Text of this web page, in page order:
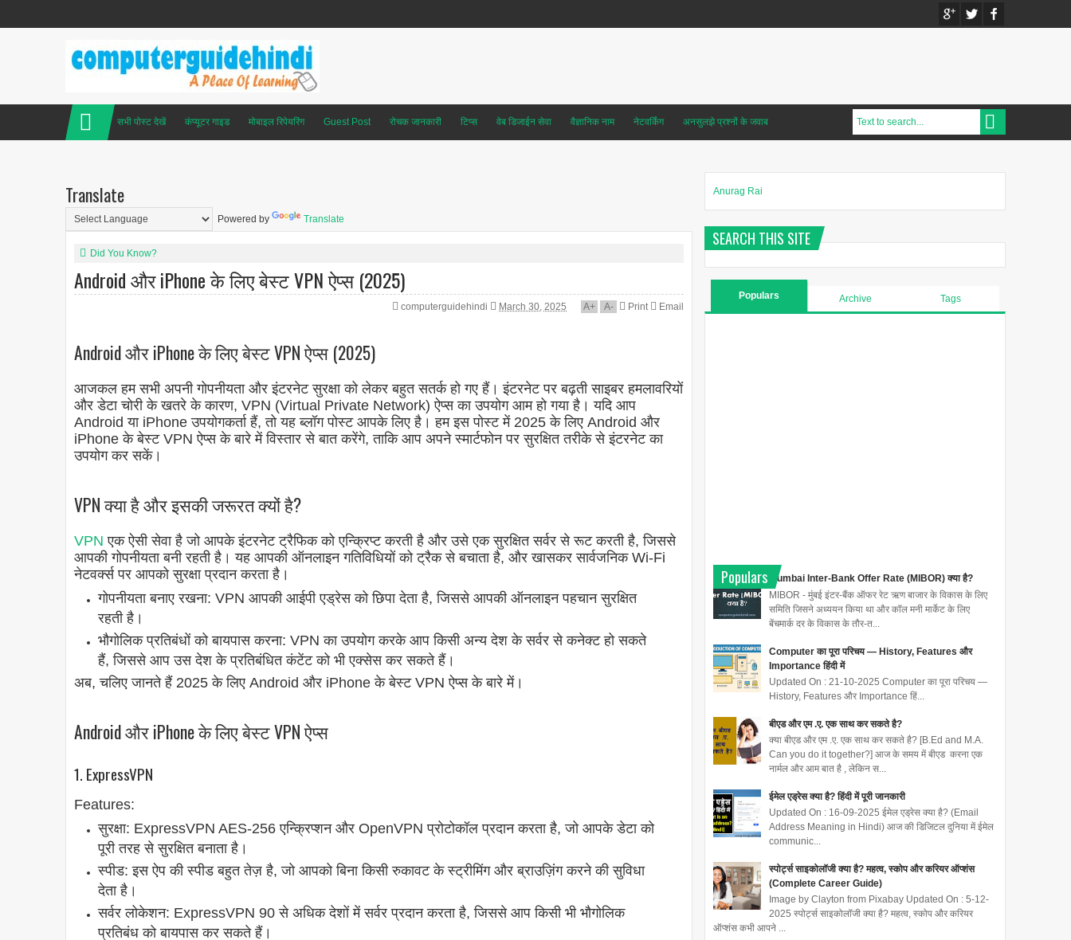
सभी पोस्ट देखें कंप्यूटर गाइड मोबाइल रिपेयरिंग Guest Post रोचक जानकारी टिप्स वेब डिजाईन सेवा वैज्ञानिक नाम नेटवर्किंग अनसुलझे प्रश्नों के जवाब
Translate
Powered by Translate
Did You Know?
Android और iPhone के लिए बेस्ट VPN ऐप्स (2025)
computerguidehindi March 30, 2025 A+ A- Print Email
Android और iPhone के लिए बेस्ट VPN ऐप्स (2025)
आजकल हम सभी अपनी गोपनीयता और इंटरनेट सुरक्षा को लेकर बहुत सतर्क हो गए हैं। इंटरनेट पर बढ़ती साइबर हमलावरियों
और डेटा चोरी के खतरे के कारण, VPN (Virtual Private Network) ऐप्स का उपयोग आम हो गया है। यदि आप
Android या iPhone उपयोगकर्ता हैं, तो यह ब्लॉग पोस्ट आपके लिए है। हम इस पोस्ट में 2025 के लिए Android और
iPhone के बेस्ट VPN ऐप्स के बारे में विस्तार से बात करेंगे, ताकि आप अपने स्मार्टफोन पर सुरक्षित तरीके से इंटरनेट का
उपयोग कर सकें।
VPN क्या है और इसकी जरूरत क्यों है?
VPN एक ऐसी सेवा है जो आपके इंटरनेट ट्रैफिक को एन्क्रिप्ट करती है और उसे एक सुरक्षित सर्वर से रूट करती है, जिससे
आपकी गोपनीयता बनी रहती है। यह आपकी ऑनलाइन गतिविधियों को ट्रैक से बचाता है, और खासकर सार्वजनिक Wi-Fi
नेटवर्क्स पर आपको सुरक्षा प्रदान करता है।
गोपनीयता बनाए रखना: VPN आपकी आईपी एड्रेस को छिपा देता है, जिससे आपकी ऑनलाइन पहचान सुरक्षित
रहती है।
भौगोलिक प्रतिबंधों को बायपास करना: VPN का उपयोग करके आप किसी अन्य देश के सर्वर से कनेक्ट हो सकते
हैं, जिससे आप उस देश के प्रतिबंधित कंटेंट को भी एक्सेस कर सकते हैं।
अब, चलिए जानते हैं 2025 के लिए Android और iPhone के बेस्ट VPN ऐप्स के बारे में।
Android और iPhone के लिए बेस्ट VPN ऐप्स
1. ExpressVPN
Features:
सुरक्षा: ExpressVPN AES-256 एन्क्रिप्शन और OpenVPN प्रोटोकॉल प्रदान करता है, जो आपके डेटा को
पूरी तरह से सुरक्षित बनाता है।
स्पीड: इस ऐप की स्पीड बहुत तेज़ है, जो आपको बिना किसी रुकावट के स्ट्रीमिंग और ब्राउज़िंग करने की सुविधा
देता है।
सर्वर लोकेशन: ExpressVPN 90 से अधिक देशों में सर्वर प्रदान करता है, जिससे आप किसी भी भौगोलिक
प्रतिबंध को बायपास कर सकते हैं।
Anurag Rai
SEARCH THIS SITE
Populars Archive Tags
Populars
Mumbai Inter-Bank Offer Rate (MIBOR) क्या है?
MIBOR - मुंबई इंटर-बैंक ऑफर रेट ऋण बाजार के विकास के लिए
समिति जिसने अध्ययन किया था और कॉल मनी मार्केट के लिए
बेंचमार्क दर के विकास के तौर-त...
Computer का पूरा परिचय — History, Features और
Importance हिंदी में
Updated On : 21-10-2025 Computer का पूरा परिचय —
History, Features और Importance हिं...
बीएड और एम .ए. एक साथ कर सकते है?
क्या बीएड और एम .ए. एक साथ कर सकते है? [B.Ed and M.A.
Can you do it together?] आज के समय में बीएड करना एक
नार्मल और आम बात है , लेकिन स...
ईमेल एड्रेस क्या है? हिंदी में पूरी जानकारी
Updated On : 16-09-2025 ईमेल एड्रेस क्या है? (Email
Address Meaning in Hindi) आज की डिजिटल दुनिया में ईमेल
communic...
स्पोर्ट्स साइकोलॉजी क्या है? महत्व, स्कोप और करियर ऑप्शंस
(Complete Career Guide)
Image by Clayton from Pixabay Updated On : 5-12-
2025 स्पोर्ट्स साइकोलॉजी क्या है? महत्व, स्कोप और करियर
ऑप्शंस कभी आपने ...